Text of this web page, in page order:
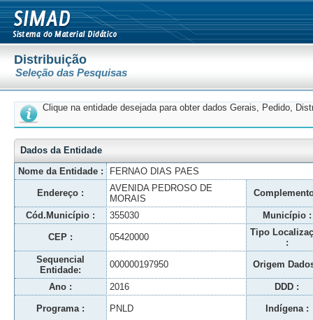
Distribuição
Seleção das Pesquisas
Clique na entidade desejada para obter dados Gerais, Pedido,
Dados da Entidade
Nome da Entidade :
FERNAO DIAS PAES
Endereço :
AVENIDA PEDROSO DE
MORAIS
Cód.Município : 355030 Município :
CEP : 05420000
Tipo
:
Sequencial
Entidade:
000000197950 Origem
Ano : 2016 DDD :
Programa : PNLD Indígena :